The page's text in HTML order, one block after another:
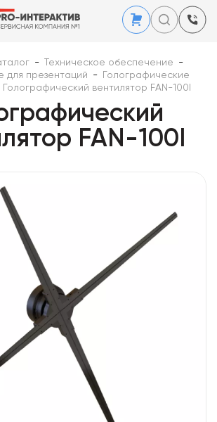
- Техническое обеспечение
-
для презентаций
-
Голографические
Голографический вентилятор FAN-100I
FAN-100I